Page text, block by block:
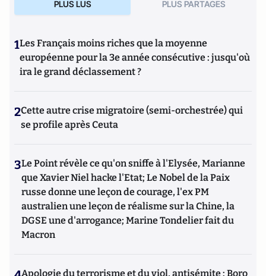
PLUS LUS PLUS PARTAGES
1Les Français moins riches que la moyenne
européenne pour la 3e année consécutive : jusqu'où
ira le grand déclassement ?
2Cette autre crise migratoire (semi-orchestrée) qui
se profile après Ceuta
3Le Point révèle ce qu'on sniffe à l'Elysée, Marianne
que Xavier Niel hacke l'Etat; Le Nobel de la Paix
russe donne une leçon de courage, l'ex PM
australien une leçon de réalisme sur la Chine, la
DGSE une d'arrogance; Marine Tondelier fait du
Macron
Apologie du terrorisme et du viol, antisémite : Boro